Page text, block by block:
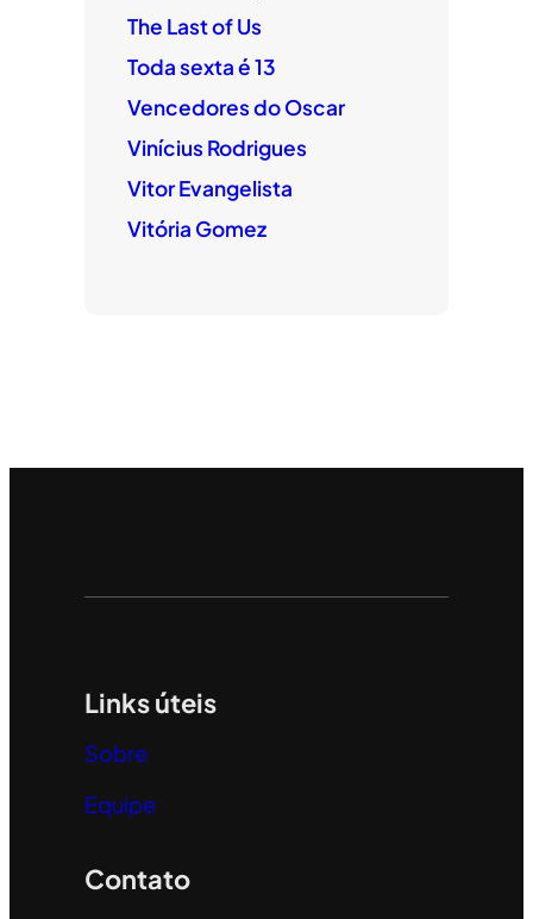
The Last of Us
Toda sexta é 13
Vencedores do Oscar
Vinícius Rodrigues
Vitor Evangelista
Vitória Gomez
Links úteis
Sobre
Equipe
Contato